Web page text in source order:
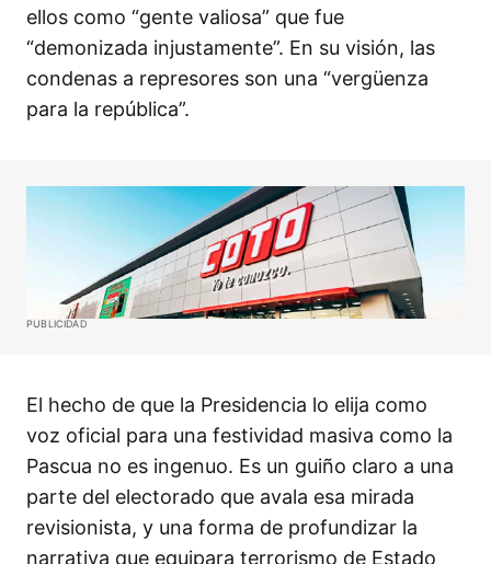
ellos como “gente valiosa” que fue
“demonizada injustamente”. En su visión, las
condenas a represores son una “vergüenza
para la república”.
PUBLICIDAD
El hecho de que la Presidencia lo elija como
voz oficial para una festividad masiva como la
Pascua no es ingenuo. Es un guiño claro a una
parte del electorado que avala esa mirada
revisionista, y una forma de profundizar la
narrativa que equipara terrorismo de Estado